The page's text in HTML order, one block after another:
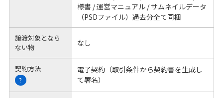
様書 / 運営マニュアル / サムネイルデータ
（PSDファイル）過去分全て同梱
譲渡対象となら
ない物
なし
契約方法
?
電子契約（取引条件から契約書を生成し
て署名）